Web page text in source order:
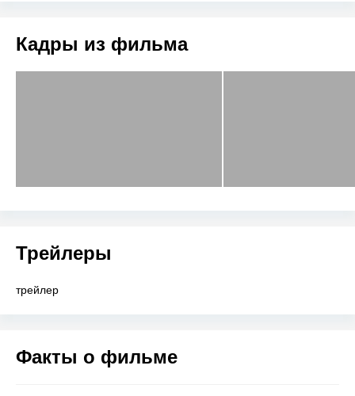
Кадры из фильма
Трейлеры
трейлер
Факты о фильме